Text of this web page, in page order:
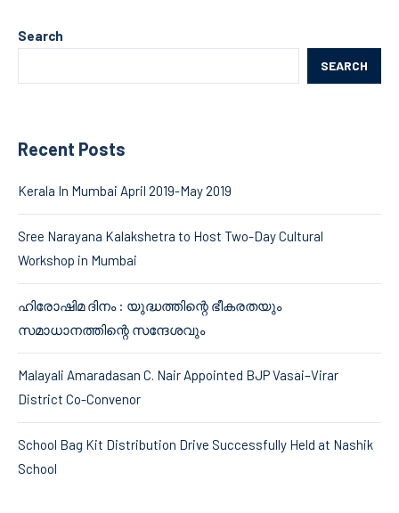
Search
SEARCH
Recent Posts
Kerala In Mumbai April 2019-May 2019
Sree Narayana Kalakshetra to Host Two-Day Cultural
Workshop in Mumbai
ഹിരോഷിമ ദിനം : യുദ്ധത്തിന്റെ ഭീകരതയും
സമാധാനത്തിന്റെ സന്ദേശവും
Malayali Amaradasan C. Nair Appointed BJP Vasai–Virar
District Co-Convenor
School Bag Kit Distribution Drive Successfully Held at Nashik
School